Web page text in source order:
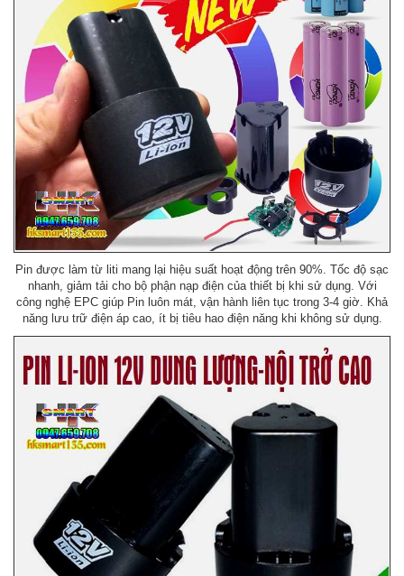
Pin được làm từ liti mang lại hiệu suất hoạt động trên 90%. Tốc độ sạc
nhanh, giảm tải cho bộ phận nạp điện của thiết bị khi sử dụng. Với
công nghệ EPC giúp Pin luôn mát, vận hành liên tục trong 3-4 giờ. Khả
năng lưu trữ điện áp cao, ít bị tiêu hao điện năng khi không sử dụng.